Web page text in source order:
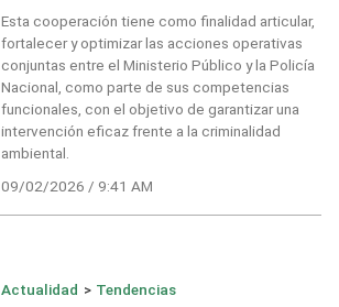
Esta cooperación tiene como finalidad articular,
fortalecer y optimizar las acciones operativas
conjuntas entre el Ministerio Público y la Policía
Nacional, como parte de sus competencias
funcionales, con el objetivo de garantizar una
intervención eficaz frente a la criminalidad
ambiental.
09/02/2026 / 9:41 AM
Actualidad > Tendencias